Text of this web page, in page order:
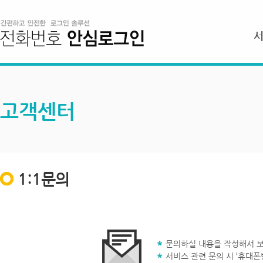
고객센터
1:1문의
문의하실 내용을 작성해서
서비스 관련 문의 시 ‘휴대